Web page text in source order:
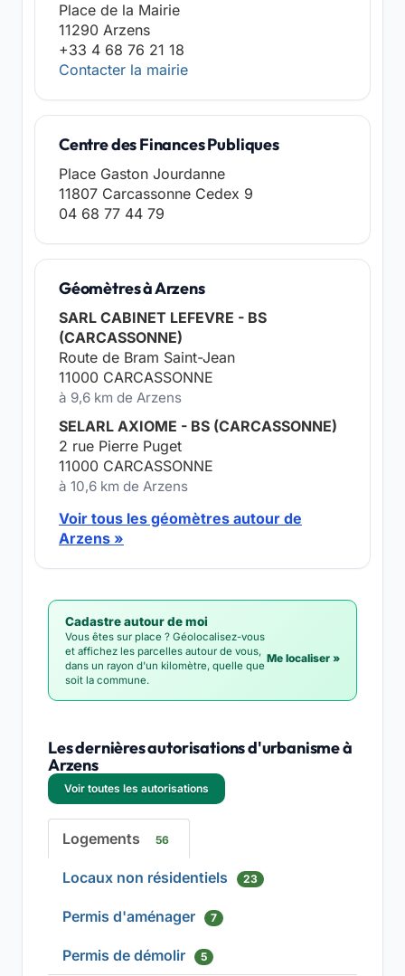
Place de la Mairie
11290 Arzens
+33 4 68 76 21 18
Contacter la mairie
Centre des Finances Publiques
Place Gaston Jourdanne
11807 Carcassonne Cedex 9
04 68 77 44 79
Géomètres à Arzens
SARL CABINET LEFEVRE - BS
(CARCASSONNE)
Route de Bram Saint-Jean
11000 CARCASSONNE
à 9,6 km de Arzens
SELARL AXIOME - BS (CARCASSONNE)
2 rue Pierre Puget
11000 CARCASSONNE
à 10,6 km de Arzens
Voir tous les géomètres autour de
Arzens »
Cadastre autour de moi
Vous êtes sur place ? Géolocalisez-vous
et affichez les parcelles autour de vous,
dans un rayon d'un kilomètre, quelle que
soit la commune.
Me localiser »
Les dernières autorisations d'urbanisme à
Arzens
Voir toutes les autorisations
Logements 56
Locaux non résidentiels 23
Permis d'aménager 7
Permis de démolir 5